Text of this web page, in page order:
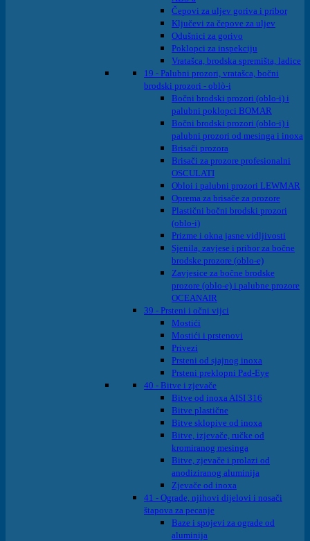
Čepovi za uljev goriva i pribor
Ključevi za čepove za uljev
Odušnici za gorivo
Poklopci za inspekciju
Vratašca, brodska spremišta, ladice
19 - Palubni prozori, vratašca, bočni
brodski prozori - oblò-i
Bočni brodski prozori (oblo-i) i
palubni poklopci BOMAR
Bočni brodski prozori (oblo-i) i
palubni prozori od mesinga i inoxa
Brisači prozora
Brisači za prozore profesionalni
OSCULATI
Obloi i palubni prozori LEWMAR
Oprema za brisače za prozore
Plastični bočni brodski prozori
(oblo-i)
Prizme i okna jasne vidljivosti
Sjenila, zavjese i pribor za bočne
brodske prozore (oblo-e)
Zavjesice za bočne brodske
prozore (oblo-e) i palubne prozore
OCEANAIR
39 - Prsteni i očni vijci
Mostići
Mostići i prstenovi
Privezi
Prsteni od sjajnog inoxa
Prsteni preklopni Pad-Eye
40 - Bitve i zjevače
Bitve od inoxa AISI 316
Bitve plastične
Bitve sklopive od inoxa
Bitve, izjevače, ručke od
kromiranog mesinga
Bitve, zjevače i prolazi od
anodiziranog aluminija
Zjevače od inoxa
41 - Ograde, njihovi dijelovi i nosači
štapova za pecanje
Baze i spojevi za ograde od
aluminija